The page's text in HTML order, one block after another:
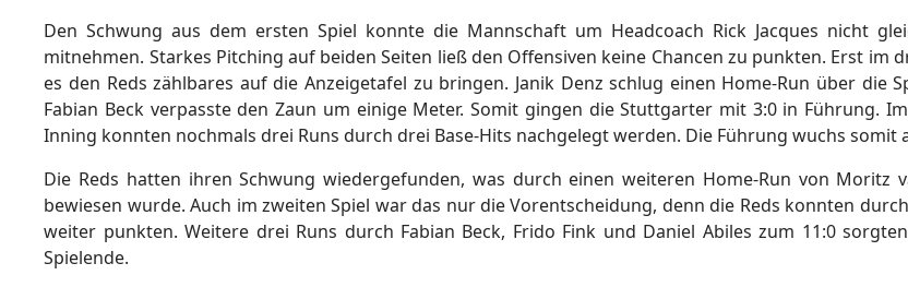
Den Schwung aus dem ersten Spiel konnte die Mannschaft um Headcoach Rick Jacques nicht
mitnehmen. Starkes Pitching auf beiden Seiten ließ den Offensiven keine Chancen zu punkten. Erst im
es den Reds zählbares auf die Anzeigetafel zu bringen. Janik Denz schlug einen Home-Run über die
Fabian Beck verpasste den Zaun um einige Meter. Somit gingen die Stuttgarter mit 3:0 in Führung.
Inning konnten nochmals drei Runs durch drei Base-Hits nachgelegt werden. Die Führung wuchs somit
Die Reds hatten ihren Schwung wiedergefunden, was durch einen weiteren Home-Run von Moritz
bewiesen wurde. Auch im zweiten Spiel war das nur die Vorentscheidung, denn die Reds konnten
weiter punkten. Weitere drei Runs durch Fabian Beck, Frido Fink und Daniel Abiles zum 11:0
Spielende.